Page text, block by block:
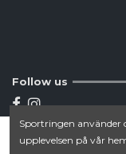
Follow us
Newsletter
Sportringen använder
upplevelsen på vår